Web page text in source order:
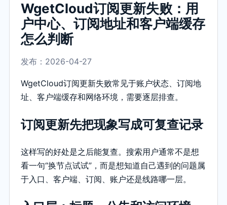
WgetCloud订阅更新失败：用
户中心、订阅地址和客户端缓存
怎么判断
发布：2026-04-27
WgetCloud订阅更新失败常见于账户状态、订阅地
址、客户端缓存和网络环境，需要逐层排查。
订阅更新先把现象写成可复查记录
这样写的好处是之后能复查。搜索用户通常不是想
看一句“换节点试试”，而是想知道自己遇到的问题属
于入口、客户端、订阅、账户还是线路哪一层。